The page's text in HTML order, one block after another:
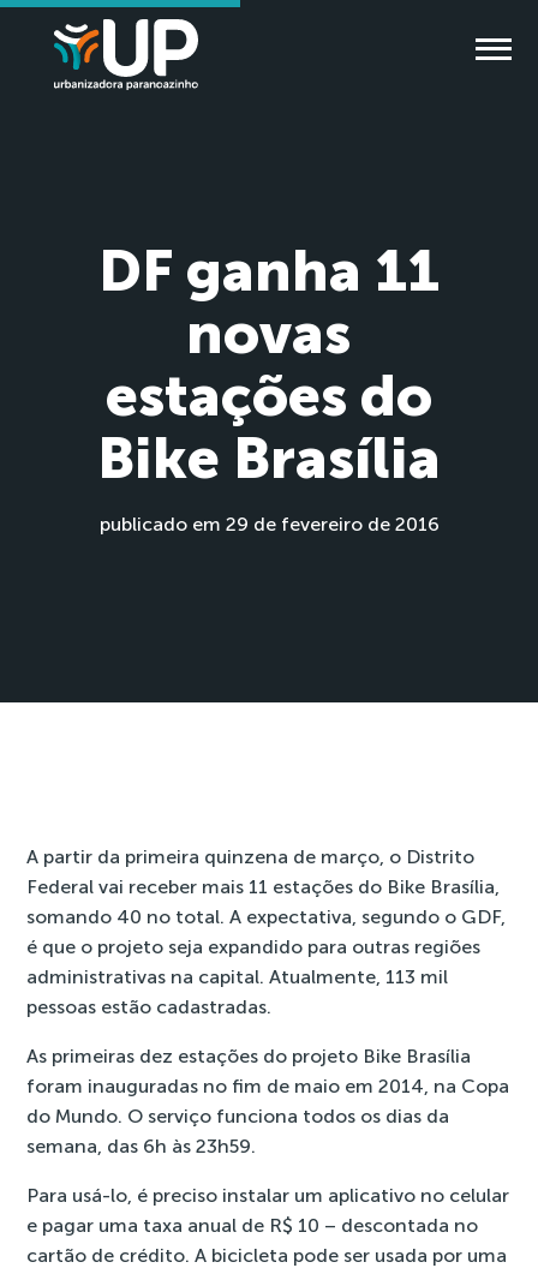
DF ganha 11
novas
estações do
Bike Brasília
publicado em 29 de fevereiro de 2016
A partir da primeira quinzena de março, o Distrito
Federal vai receber mais 11 estações do Bike Brasília,
somando 40 no total. A expectativa, segundo o GDF,
é que o projeto seja expandido para outras regiões
administrativas na capital. Atualmente, 113 mil
pessoas estão cadastradas.
As primeiras dez estações do projeto Bike Brasília
foram inauguradas no fim de maio em 2014, na Copa
do Mundo. O serviço funciona todos os dias da
semana, das 6h às 23h59.
Para usá-lo, é preciso instalar um aplicativo no celular
e pagar uma taxa anual de R$ 10 – descontada no
cartão de crédito. A bicicleta pode ser usada por uma